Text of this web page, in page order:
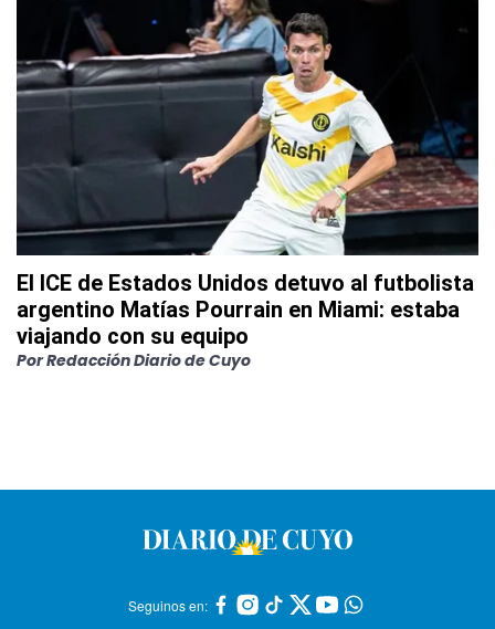
El ICE de Estados Unidos detuvo al futbolista
argentino Matías Pourrain en Miami: estaba
viajando con su equipo
PorRedacción Diario de Cuyo
Seguinos en: